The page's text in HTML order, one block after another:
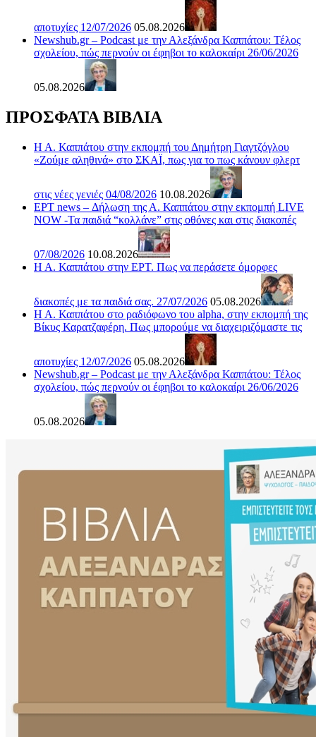
αποτυχίες 12/07/2026 05.08.2026
Newshub.gr – Podcast με την Αλεξάνδρα Καππάτου: Τέλος
σχολείου, πώς περνούν οι έφηβοι το καλοκαίρι 26/06/2026
05.08.2026
ΠΡΟΣΦΑΤΑ ΒΙΒΛΙΑ
Η Α. Καππάτου στην εκπομπή του Δημήτρη Γιαγτζόγλου
«Ζούμε αληθινά» στο ΣΚΑΪ, πως για το πως κάνουν φλερτ
στις νέες γενιές 04/08/2026 10.08.2026
ΕΡΤ news – Δήλωση της Α. Καππάτου στην εκπομπή LIVE
NOW -Τα παιδιά “κολλάνε” στις οθόνες και στις διακοπές
07/08/2026 10.08.2026
Η Α. Καππάτου στην ΕΡΤ. Πως να περάσετε όμορφες
διακοπές με τα παιδιά σας. 27/07/2026 05.08.2026
Η Α. Καππάτου στο ραδιόφωνο του alpha, στην εκπομπή της
Βίκυς Καρατζαφέρη. Πως μπορούμε να διαχειριζόμαστε τις
αποτυχίες 12/07/2026 05.08.2026
Newshub.gr – Podcast με την Αλεξάνδρα Καππάτου: Τέλος
σχολείου, πώς περνούν οι έφηβοι το καλοκαίρι 26/06/2026
05.08.2026